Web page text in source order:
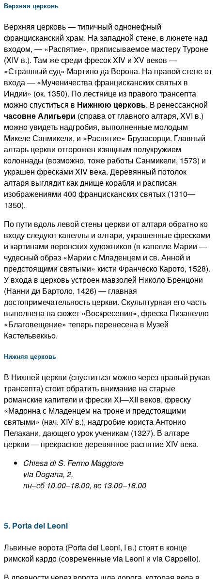
Верхняя церковь
Верхняя церковь — типичный однонефный
францисканский храм. На западной стене, в люнете над
входом, — «Распятие», приписываемое мастеру Туроне
(XIV в.). Там же среди фресок XIV и XV веков —
«Страшный суд» Мартино да Верона. На правой стене от
входа — «Мученичества францисканских святых в
Индии» (ок. 1350). По лестнице из правого трансепта
можно спуститься в Нижнюю церковь. В ренессансной
часовне Алигьери (справа от главного алтаря, XVI в.)
можно увидеть надгробия, выполненные молодым
Микеле Санмикели, и «Распятие» Брузасорци. Главный
алтарь церкви отгорожен изящным полукружием
колоннады (возможно, тоже работы Санмикели, 1573) и
украшен фресками XIV века. Деревянный потолок
алтаря выглядит как днище корабля и расписан
изображениями 400 францисканских святых (1310—
1350).
По пути вдоль левой стены церкви от алтаря обратно ко
входу следуют капеллы и алтари, украшенные фресками
и картинами веронских художников (в капелле Марии —
чудесный образ «Марии с Младенцем и св. Анной и
предстоящими святыми» кисти Франческо Карото, 1528).
У входа в церковь устроен мавзолей Николо Бренцони
(Нанни ди Бартоло, 1426) — главная
достопримечательность церкви. Скульптурная его часть
выполнена на сюжет «Воскресения», фреска Пизанелло
«Благовещение» теперь перенесена в Музей
Кастельвеккьо.
Нижняя церковь
В Нижней церкви (спуститься можно через правый рукав
трансепта) стоит обратить внимание на старые
романские капители и фрески XI—XII веков, фреску
«Мадонна с Младенцем на троне и предстоящими
святыми» (нач. XIV в.), надгробие юриста Антонио
Пелакани, дающего урок ученикам (1327). В алтаре
церкви — прекрасное деревянное распятие XIV века.
Chiesa di S. Fermo Maggiore
via Dogana, 2,
пн–сб 10.00–18.00, вс 13.00–18.00
5. Porta dei Leoni
Львиные ворота (Porta dei Leoni, I в.) стоят в конце
римской кардо (современные via Leoni и via Cappello).